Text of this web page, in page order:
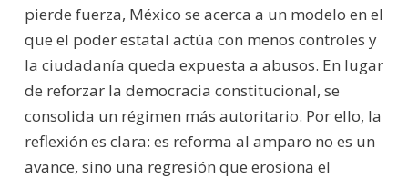
pierde fuerza, México se acerca a un modelo en el
que el poder estatal actúa con menos controles y
la ciudadanía queda expuesta a abusos. En lugar
de reforzar la democracia constitucional, se
consolida un régimen más autoritario. Por ello, la
reflexión es clara: es reforma al amparo no es un
avance, sino una regresión que erosiona el